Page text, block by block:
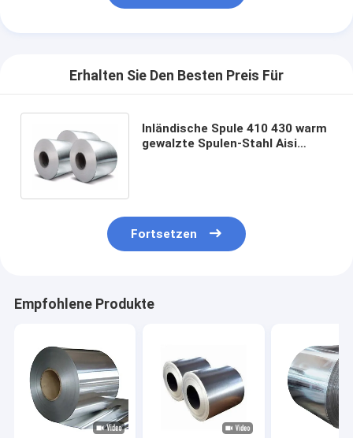
Erhalten Sie Den Besten Preis Für
Inländische Spule 410 430 warm
gewalzte Spulen-Stahl Aisi
Fortsetzen
Empfohlene Produkte